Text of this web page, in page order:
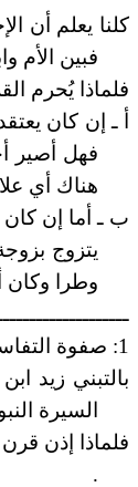
كلنا يعلم أن
فبين الأم
فلماذا يُحرم
أ ـ إن كان
فهل أصير
هناك أي
ب ـ أما إن كان
وطرا وكان
1: صفوة التفاسير في تفسيره لسورة النساء
بالتبني زيد
السيرة
فلماذا إذن
.